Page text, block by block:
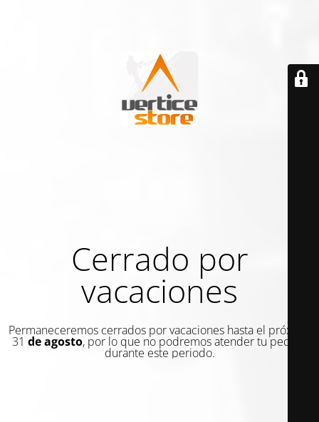
Cerrado por
vacaciones
Permaneceremos cerrados por vacaciones hasta el próximo
31 de agosto, por lo que no podremos atender tu pedido
durante este periodo.